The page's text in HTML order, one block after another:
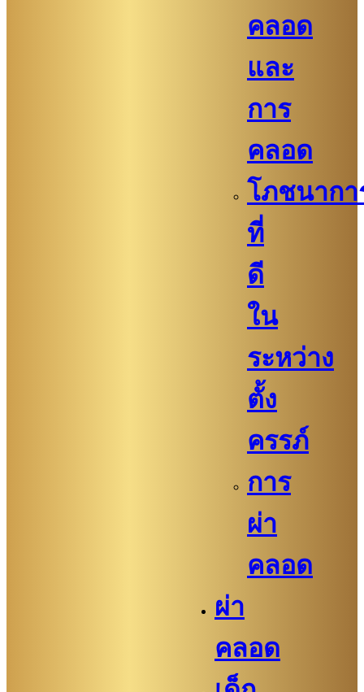
คลอด
และ
การ
คลอด
โภชนากา
ที่
ดี
ใน
ระหว่าง
ตั้ง
ครรภ์
การ
ผ่า
คลอด
ผ่า
คลอด